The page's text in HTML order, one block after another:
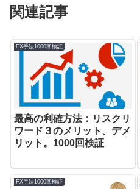
関連記事
FX手法1000回検証
最高の利確方法：リスクリ
ワード３のメリット、デメ
リット。1000回検証
FX手法1000回検証